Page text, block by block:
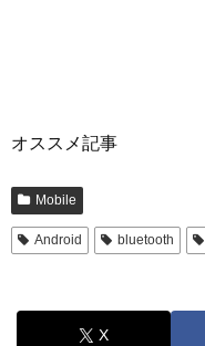
オススメ記事
Mobile
Android bluetooth
X